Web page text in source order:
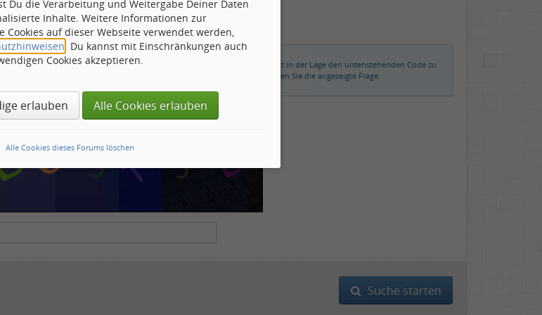
dieses Forums abzuhalten. Derartige Scripte sind normalerweise nicht in der Lage den untenstehenden Code zu
und Zahlen ein, die Sie in dem Bild erkennen können oder beantworten Sie die angezeigte Frage.
Suche starten
Du die Verarbeitung und Weitergabe Deiner Daten
Inhalte. Weitere Informationen zur
Cookies auf dieser Webseite verwendet werden,
. Du kannst mit Einschränkungen auch
Cookies akzeptieren.
erlauben Alle Cookies erlauben
Alle Cookies dieses Forums löschen